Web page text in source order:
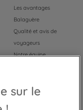
Les avantages
Balaguère
Qualité et avis de
voyageurs
Notre équipe
sur le